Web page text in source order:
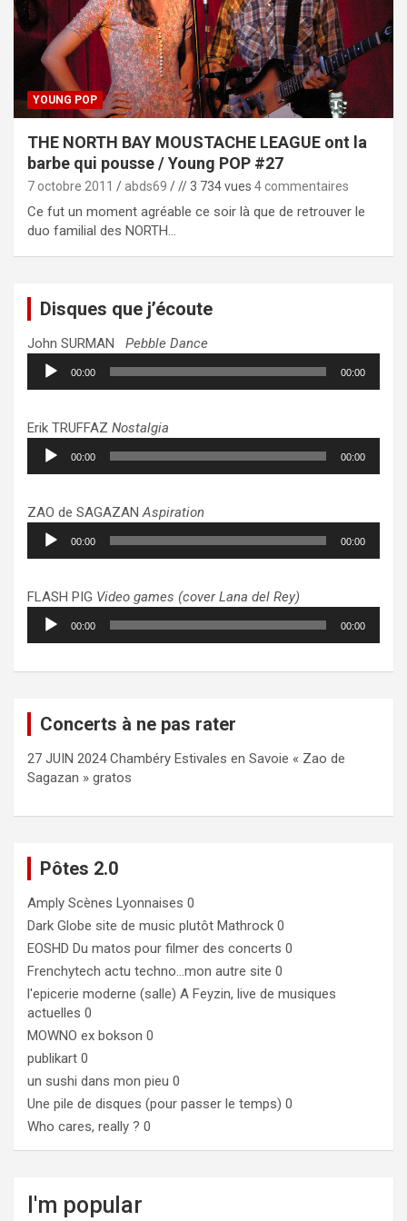
YOUNG POP
THE NORTH BAY MOUSTACHE LEAGUE ont la
barbe qui pousse / Young POP #27
7 octobre 2011 abds69 // 3 734 vues 4 commentaires
Ce fut un moment agréable ce soir là que de retrouver le
duo familial des NORTH…
Disques que j’écoute
John SURMAN Pebble Dance
Lecteur
audio
00:00 00:00
Erik TRUFFAZ Nostalgia
Lecteur
audio
00:00 00:00
ZAO de SAGAZANAspiration
Lecteur
audio
00:00 00:00
FLASH PIG Video games (cover Lana del Rey)
Lecteur
audio
00:00 00:00
Concerts à ne pas rater
27 JUIN 2024 Chambéry Estivales en Savoie « Zao de
Sagazan » gratos
Pôtes 2.0
Amply Scènes Lyonnaises 0
Dark Globe site de music plutôt Mathrock 0
EOSHD Du matos pour filmer des concerts 0
Frenchytech actu techno…mon autre site 0
l'epicerie moderne (salle) A Feyzin, live de musiques
actuelles 0
MOWNO ex bokson 0
publikart 0
un sushi dans mon pieu 0
Une pile de disques (pour passer le temps) 0
Who cares, really ? 0
I'm popular